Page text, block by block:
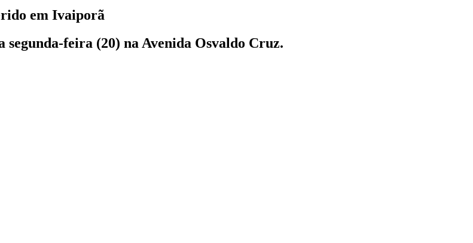
em Ivaiporã
feira (20) na Avenida Osvaldo Cruz.